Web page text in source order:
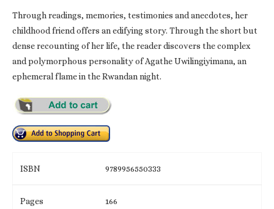
Through readings, memories, testimonies and anecdotes, her
childhood friend offers an edifying story. Through the short but
dense recounting of her life, the reader discovers the complex
and polymorphous personality of Agathe Uwilingiyimana, an
ephemeral flame in the Rwandan night.
ISBN 9789956550333
Pages 166